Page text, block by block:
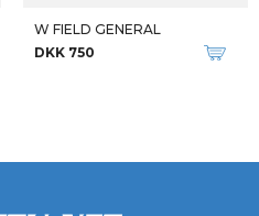
W FIELD GENERAL
DKK 750